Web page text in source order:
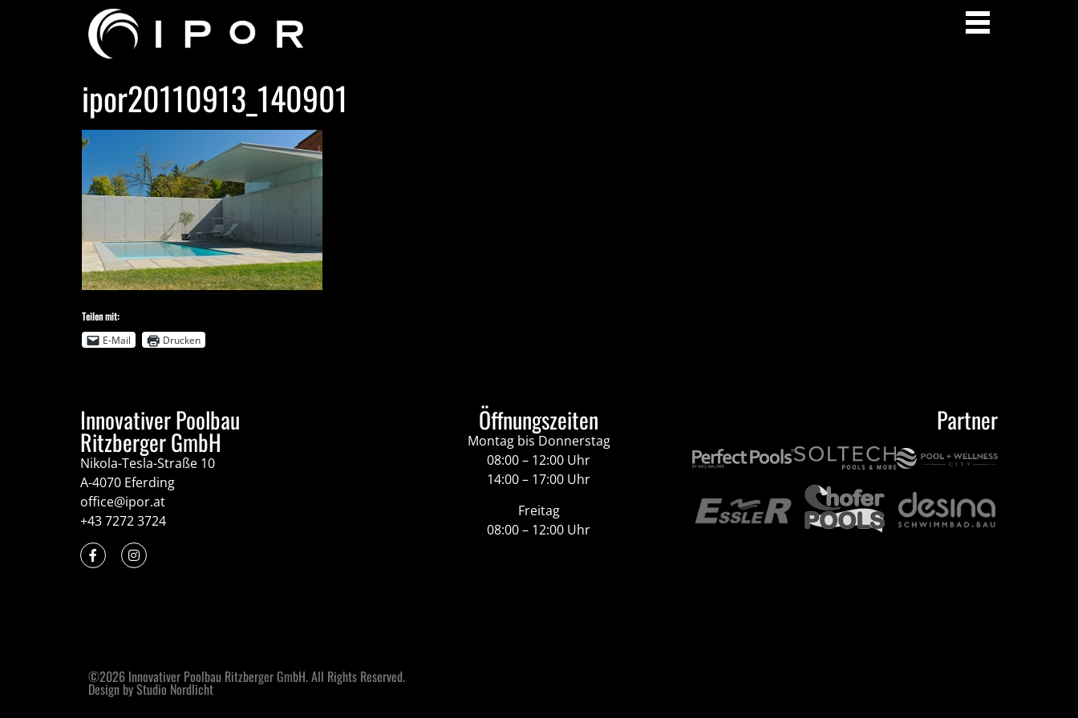
ipor20110913_140901
Teilen mit:
E-Mail
Drucken
Innovativer Poolbau
Ritzberger GmbH
Nikola-Tesla-Straße 10
A-4070 Eferding
office@ipor.at
+43 7272 3724
Öffnungszeiten
Montag bis Donnerstag
08:00 – 12:00 Uhr
14:00 – 17:00 Uhr
Freitag
08:00 – 12:00 Uhr
Partner
©2026 Innovativer Poolbau Ritzberger GmbH. All Rights Reserved.
Design by Studio Nordlicht